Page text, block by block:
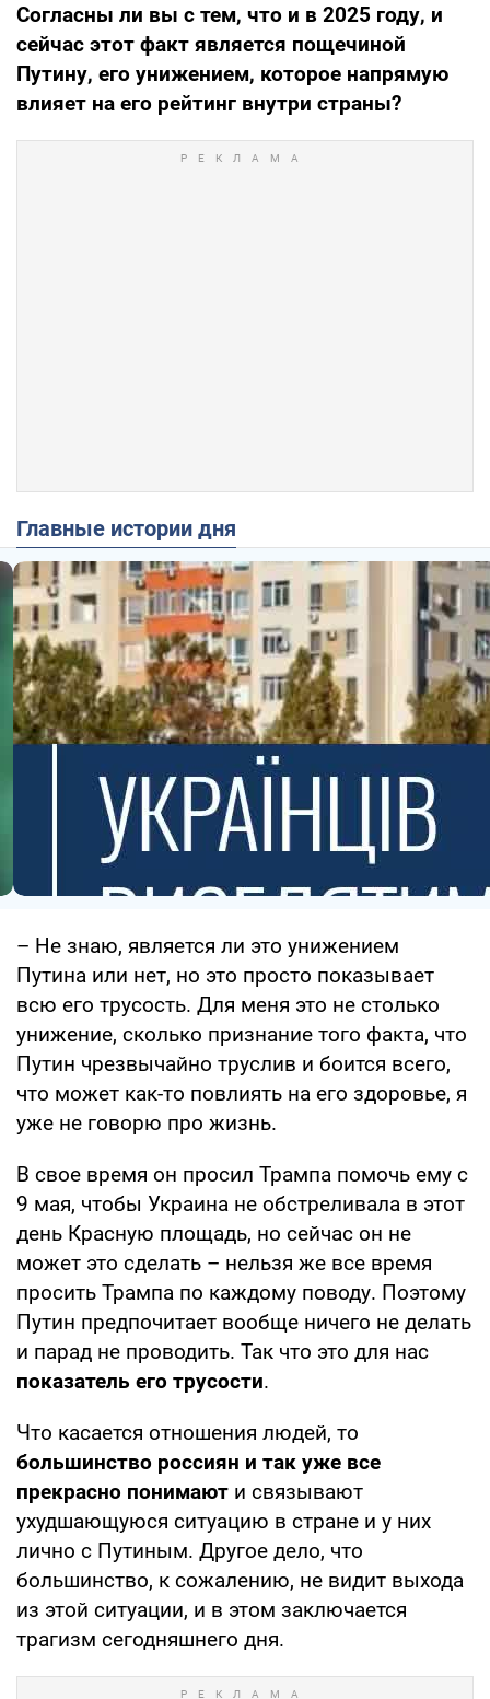
Согласны ли вы с тем, что и в 2025 году, и
сейчас этот факт является пощечиной
Путину, его унижением, которое напрямую
влияет на его рейтинг внутри страны?
Главные истории дня
– Не знаю, является ли это унижением
Путина или нет, но это просто показывает
всю его трусость. Для меня это не столько
унижение, сколько признание того факта, что
Путин чрезвычайно труслив и боится всего,
что может как-то повлиять на его здоровье, я
уже не говорю про жизнь.
В свое время он просил Трампа помочь ему с
9 мая, чтобы Украина не обстреливала в этот
день Красную площадь, но сейчас он не
может это сделать – нельзя же все время
просить Трампа по каждому поводу. Поэтому
Путин предпочитает вообще ничего не делать
и парад не проводить. Так что это для нас
показатель его трусости.
Что касается отношения людей, то
большинство россиян и так уже все
прекрасно понимают и связывают
ухудшающуюся ситуацию в стране и у них
лично с Путиным. Другое дело, что
большинство, к сожалению, не видит выхода
из этой ситуации, и в этом заключается
трагизм сегодняшнего дня.